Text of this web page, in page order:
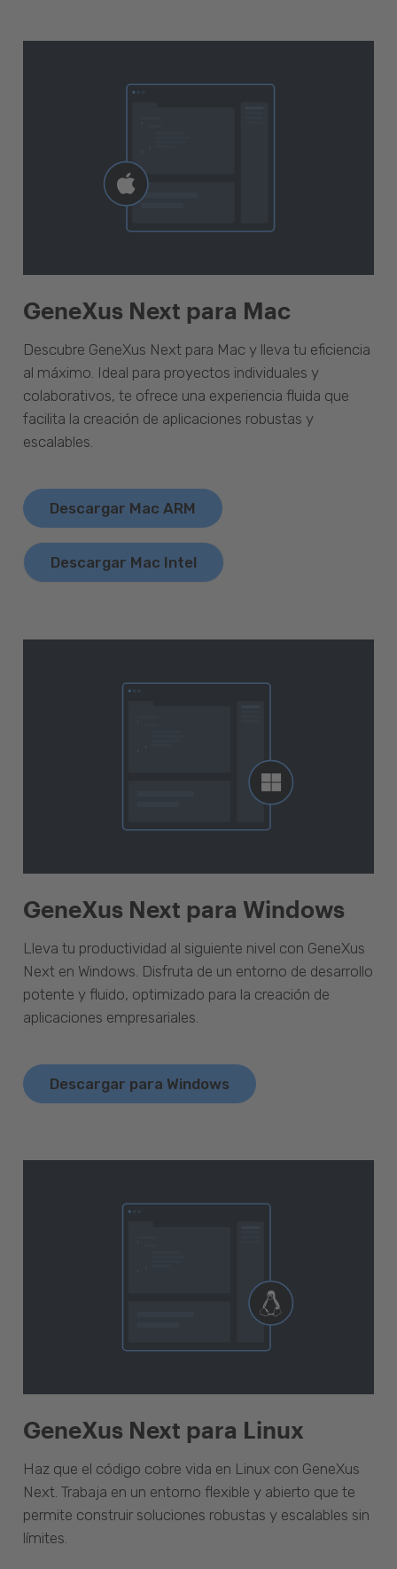
GeneXus Next para Mac
Descubre GeneXus Next para Mac y lleva tu eficiencia
al máximo. Ideal para proyectos individuales y
colaborativos, te ofrece una experiencia fluida que
facilita la creación de aplicaciones robustas y
escalables.
Descargar Mac ARM
Descargar Mac Intel
GeneXus Next para Windows
Lleva tu productividad al siguiente nivel con GeneXus
Next en Windows. Disfruta de un entorno de desarrollo
potente y fluido, optimizado para la creación de
aplicaciones empresariales.
Descargar para Windows
GeneXus Next para Linux
Haz que el código cobre vida en Linux con GeneXus
Next. Trabaja en un entorno flexible y abierto que te
permite construir soluciones robustas y escalables sin
límites.